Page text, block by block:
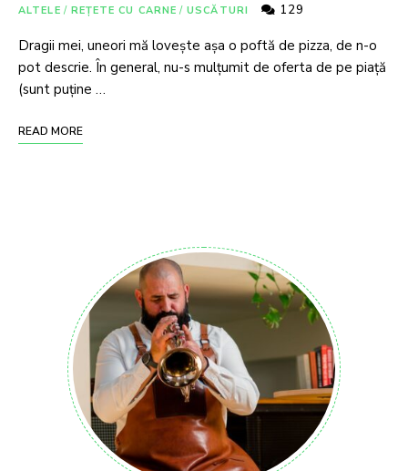
ALTELE / REȚETE CU CARNE / USCĂTURI 129
Dragii mei, uneori mă lovește așa o poftă de pizza, de n-o
pot descrie. În general, nu-s mulțumit de oferta de pe piață
(sunt puține …
READ MORE